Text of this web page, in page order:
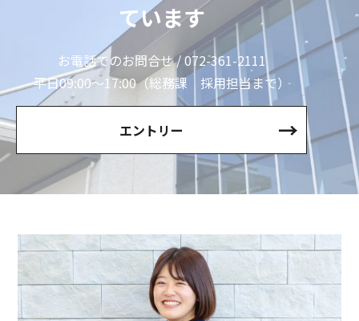
ています
お電話でのお問合せ / 072-361-2111
平日09:00〜17:00（総務課 採用担当まで）
エントリー